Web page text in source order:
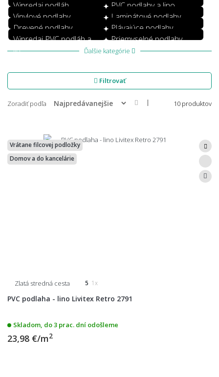
Výpredaj podláh
PVC podlahy a lino
Vinylové podlahy
Laminátové podlahy
Drevené podlahy
Plávajúce podlahy
Výpredaj PVC podláh a
lin
Priemyselné podlahy
Ďalšie kategórie
Filtrovať
Zoradiť podľa | 10 produktov
Vrátane filcovej podložky
Domov a do kancelárie
Zlatá stredná cesta 5 1x
PVC podlaha - lino Livitex Retro 2791
Skladom, do 3 prac. dní odošleme
23,98 €/m2